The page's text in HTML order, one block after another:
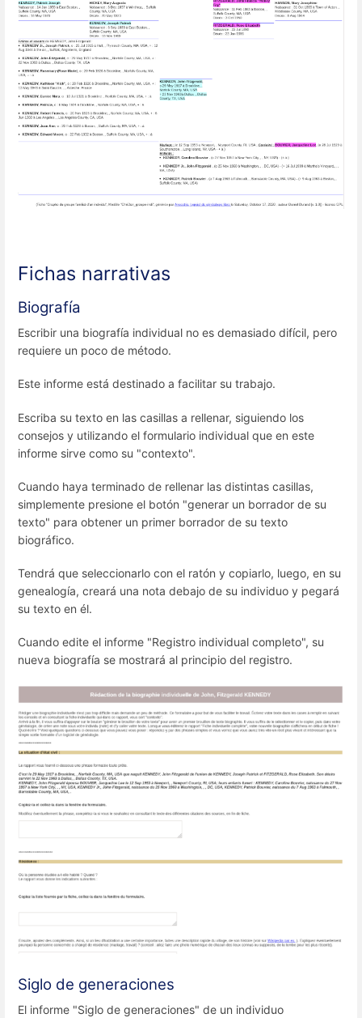
Fichas narrativas
Biografía
Escribir una biografía individual no es demasiado difícil, pero
requiere un poco de método.
Este informe está destinado a facilitar su trabajo.
Escriba su texto en las casillas a rellenar, siguiendo los
consejos y utilizando el formulario individual que en este
informe sirve como su "contexto".
Cuando haya terminado de rellenar las distintas casillas,
simplemente presione el botón "generar un borrador de su
texto" para obtener un primer borrador de su texto
biográfico.
Tendrá que seleccionarlo con el ratón y copiarlo, luego, en su
genealogía, creará una nota debajo de su individuo y pegará
su texto en él.
Cuando edite el informe "Registro individual completo", su
nueva biografía se mostrará al principio del registro.
Siglo de generaciones
El informe "Siglo de generaciones" de un individuo